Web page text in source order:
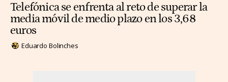
Telefónica se enfrenta al reto de superar la
media móvil de medio plazo en los 3,68
euros
Eduardo Bolinches